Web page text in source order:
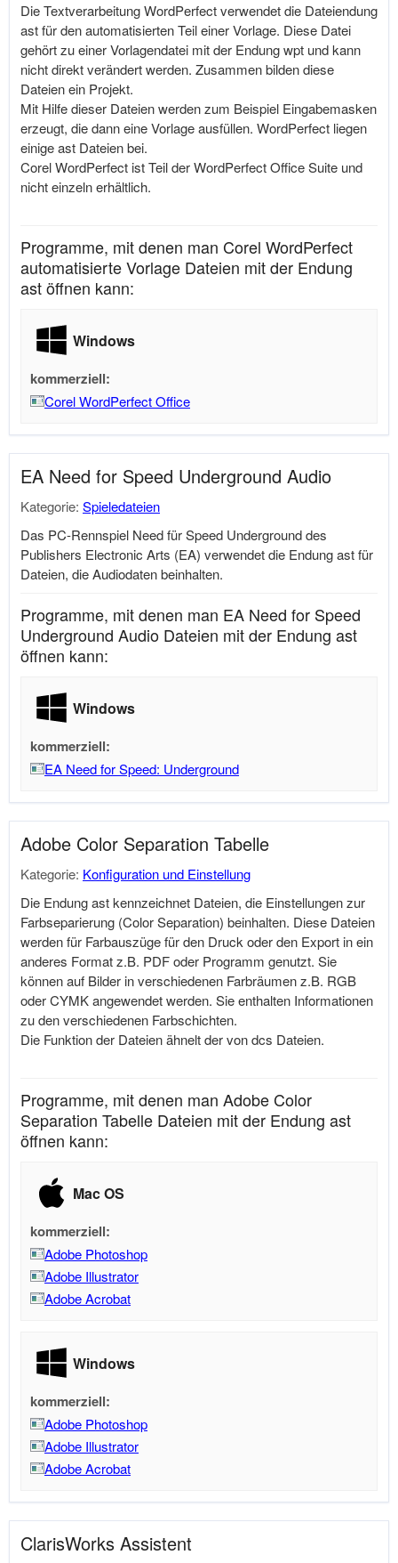
Die Textverarbeitung WordPerfect verwendet die Dateiendung
ast für den automatisierten Teil einer Vorlage. Diese Datei
gehört zu einer Vorlagendatei mit der Endung wpt und kann
nicht direkt verändert werden. Zusammen bilden diese
Dateien ein Projekt.
Mit Hilfe dieser Dateien werden zum Beispiel Eingabemasken
erzeugt, die dann eine Vorlage ausfüllen. WordPerfect liegen
einige ast Dateien bei.
Corel WordPerfect ist Teil der WordPerfect Office Suite und
nicht einzeln erhältlich.
Programme, mit denen man Corel WordPerfect
automatisierte Vorlage Dateien mit der Endung
ast öffnen kann:
Windows
kommerziell:
Corel WordPerfect Office
EA Need for Speed Underground Audio
Kategorie: Spieledateien
Das PC-Rennspiel Need für Speed Underground des
Publishers Electronic Arts (EA) verwendet die Endung ast für
Dateien, die Audiodaten beinhalten.
Programme, mit denen man EA Need for Speed
Underground Audio Dateien mit der Endung ast
öffnen kann:
Windows
kommerziell:
EA Need for Speed: Underground
Adobe Color Separation Tabelle
Kategorie: Konfiguration und Einstellung
Die Endung ast kennzeichnet Dateien, die Einstellungen zur
Farbseparierung (Color Separation) beinhalten. Diese Dateien
werden für Farbauszüge für den Druck oder den Export in ein
anderes Format z.B. PDF oder Programm genutzt. Sie
können auf Bilder in verschiedenen Farbräumen z.B. RGB
oder CYMK angewendet werden. Sie enthalten Informationen
zu den verschiedenen Farbschichten.
Die Funktion der Dateien ähnelt der von dcs Dateien.
Programme, mit denen man Adobe Color
Separation Tabelle Dateien mit der Endung ast
öffnen kann:
Mac OS
kommerziell:
Adobe Photoshop
Adobe Illustrator
Adobe Acrobat
Windows
kommerziell:
Adobe Photoshop
Adobe Illustrator
Adobe Acrobat
ClarisWorks Assistent